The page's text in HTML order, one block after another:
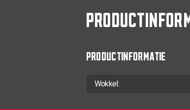
PRODUCTINFORMATIE
Wokkel: